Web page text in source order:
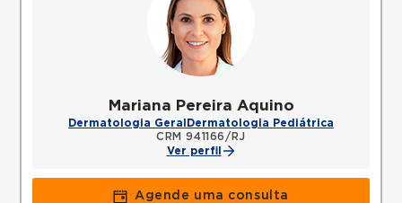
Mariana Pereira Aquino
Dermatologia Geral Dermatologia Pediátrica
CRM 941166/RJ
Ver perfil
Agende uma consulta